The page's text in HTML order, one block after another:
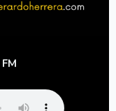
FM